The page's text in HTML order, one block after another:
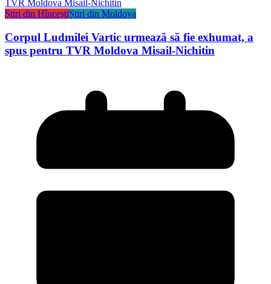
Știri din HînceștiȘtiri din Moldova
Corpul Ludmilei Vartic urmează să fie exhumat, a
spus pentru TVR Moldova Misail-Nichitin